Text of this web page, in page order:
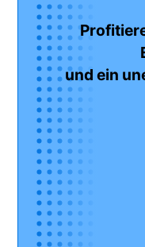
und ein